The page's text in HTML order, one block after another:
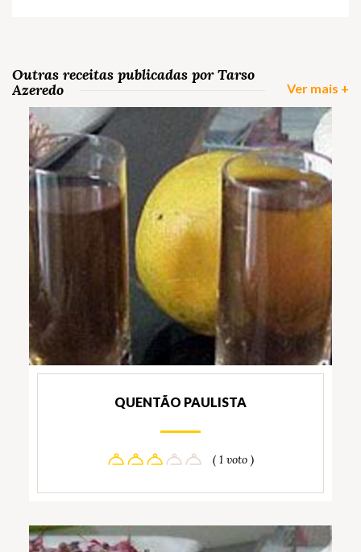
Outras receitas publicadas por Tarso
Azeredo
Ver mais +
QUENTÃO PAULISTA
( 1 voto )